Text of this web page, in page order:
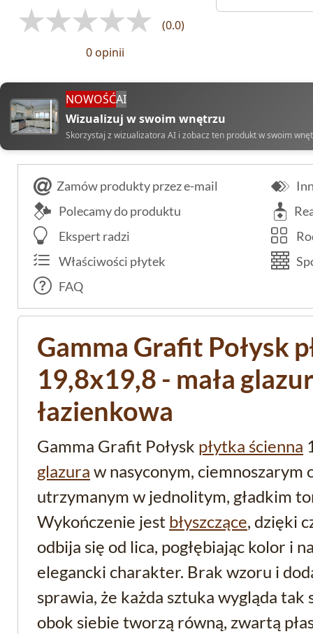
(0.0)
0 opinii
NOWOŚĆAI
Wizualizuj w swoim wnętrzu
Skorzystaj z wizualizatora AI i zobacz ten produkt w swoim
Zamów produkty przez e-mail
Polecamy do produktu
Ekspert radzi
Właściwości płytek
FAQ
Gamma Grafit Połysk
19,8x19,8 - mała
łazienkowa
Gamma Grafit Połysk płytka ścienna
glazura w nasyconym, ciemnoszarym
utrzymanym w jednolitym, gładkim
Wykończenie jest błyszczące, dzięki
odbija się od lica, pogłębiając kolor i
elegancki charakter. Brak wzoru i
sprawia, że każda sztuka wygląda tak
obok siebie tworzą równą, zwartą